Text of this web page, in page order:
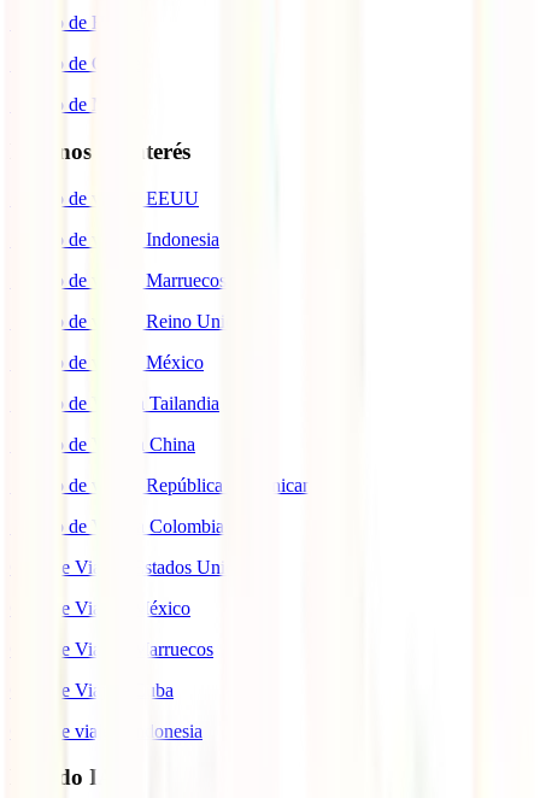
Seguro de Hogar
Seguro de Coche
Seguro de Moto
Destinos de interés
Seguro de viaje a EEUU
Seguro de viaje a Indonesia
Seguro de viaje a Marruecos
Seguro de viaje a Reino Unido
Seguro de viaje a México
Seguro de Viaje a Tailandia
Seguro de Viaje a China
Seguro de viaje a República Dominicana
Seguro de Viaje a Colombia
Guía de Viaje a Estados Unidos
Guía de Viaje a México
Guía de Viaje a Marruecos
Guía de Viaje a Cuba
Guía de viaje a Indonesia
Mundo IATI